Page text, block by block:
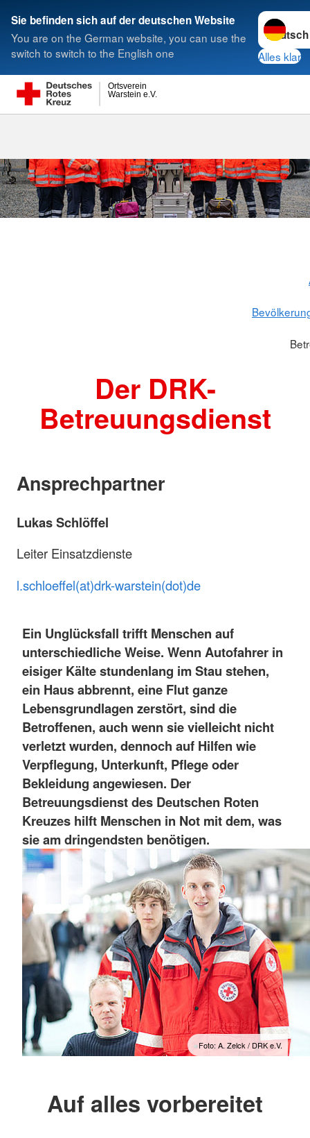
Sie befinden sich auf der deutschen Website
You are on the German website, you can use the
switch to switch to the English one
Sprache
Alles klar
Warstein e.V.
Ortsverein
Suche
Der DRK-
Betreuungsdienst
Ansprechpartner
Lukas Schlöffel
Leiter Einsatzdienste
l.schloeffel(at)drk-warstein(dot)de
Ein Unglücksfall trifft Menschen auf
unterschiedliche Weise. Wenn Autofahrer in
eisiger Kälte stundenlang im Stau stehen,
ein Haus abbrennt, eine Flut ganze
Lebensgrundlagen zerstört, sind die
Betroffenen, auch wenn sie vielleicht nicht
verletzt wurden, dennoch auf Hilfen wie
Verpflegung, Unterkunft, Pflege oder
Bekleidung angewiesen. Der
Betreuungsdienst des Deutschen Roten
Kreuzes hilft Menschen in Not mit dem, was
sie am dringendsten benötigen.
Foto: A. Zelck / DRK e.V.
Auf alles vorbereitet